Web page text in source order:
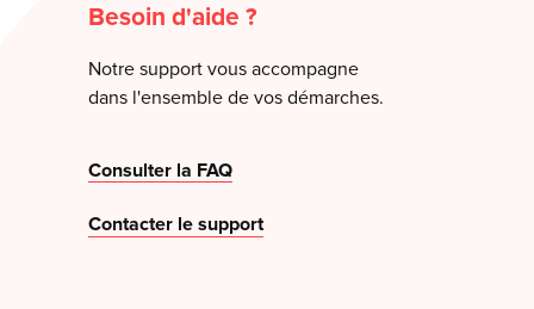
Besoin d'aide ?
Notre support vous accompagne
dans l'ensemble de vos démarches.
Consulter la FAQ
Contacter le support